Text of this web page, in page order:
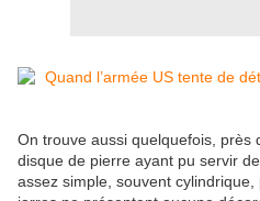
On trouve aussi quelquefois, près
disque de pierre ayant pu servir
assez simple, souvent